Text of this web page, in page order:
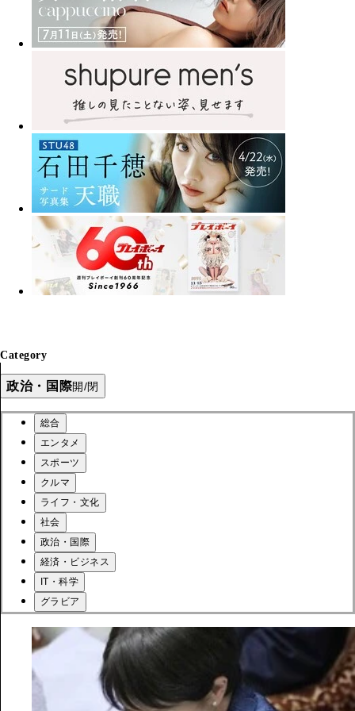
Category
政治・国際開/閉
総合
エンタメ
スポーツ
クルマ
ライフ・文化
社会
政治・国際
経済・ビジネス
IT・科学
グラビア